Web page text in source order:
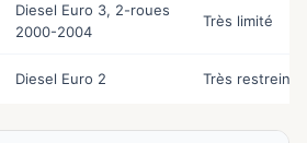
Diesel Euro 3, 2-roues
2000-2004
Très limité
Diesel Euro 2 Très restreint